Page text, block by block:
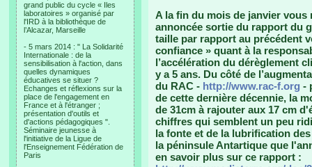
grand public du cycle « Iles
laboratoires » organisé par
l'IRD à la bibliothèque de
l’Alcazar, Marseille
- 5 mars 2014 : " La Solidarité
Internationale : de la
sensibilisation à l'action, dans
quelles dynamiques
éducatives se situer ?
Echanges et réflexions sur la
place de l'engagement en
France et à l'étranger ;
présentation d'outils et
d'actions pédagogiques ".
Séminaire jeunesse à
l'initiative de la Ligue de
l'Enseignement Fédération de
Paris
A la fin du mois de janvier vous
annoncée sortie du rapport du
taille par rapport au précédent
confiance » quant à la
l’accélération du dérèglement
y a 5 ans. Du côté de
du RAC - http://www.rac-f.org -
de cette dernière décennie, la
de 31cm à rajouter aux 17 cm
chiffres qui semblent un peu
la fonte et de la lubrification
la péninsule Antartique que
en savoir plus sur ce rapport :